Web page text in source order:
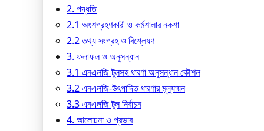
2. পদ্ধতি
2.1 অংশগ্রহণকারী ও কর্মশালার নকশা
2.2 তথ্য সংগ্রহ ও বিশ্লেষণ
3. ফলাফল ও অনুসন্ধান
3.1 এনএলজি টুলসহ ধারণা অনুসন্ধান কৌশল
3.2 এনএলজি-উৎপাদিত ধারণার মূল্যায়ন
3.3 এনএলজি টুল নির্বাচন
4. আলোচনা ও প্রভাব